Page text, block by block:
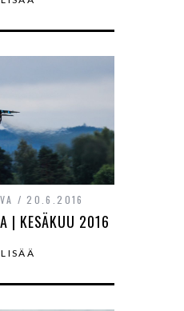
20.6.2016
| KESÄKUU 2016